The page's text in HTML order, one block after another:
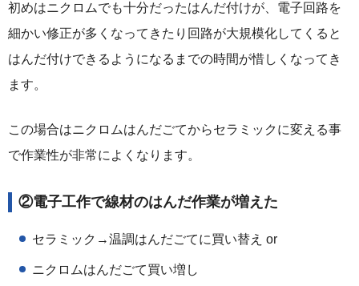
初めはニクロムでも十分だったはんだ付けが、電子回路を
細かい修正が多くなってきたり回路が大規模化してくると
はんだ付けできるようになるまでの時間が惜しくなってき
ます。
この場合はニクロムはんだごてからセラミックに変える事
で作業性が非常によくなります。
②電子工作で線材のはんだ作業が増えた
セラミック→温調はんだごてに買い替え or
ニクロムはんだごて買い増し